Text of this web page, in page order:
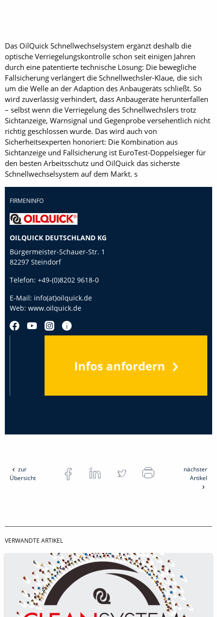
Das OilQuick Schnellwechselsystem ergänzt deshalb die
optische Verriegelungskontrolle schon seit einigen Jahren
durch eine patentierte technische Lösung: Die bewegliche
Fallsicherung verlängert die Schnellwechsler-Klaue, die sich
um die Welle an der Adaption des Anbaugeräts schließt. So
wird zuverlässig verhindert, dass Anbaugeräte herunterfallen
– selbst wenn die Verriegelung des Schnellwechslers trotz
Sichtanzeige, Warnsignal und Gegenprobe versehentlich nicht
richtig geschlossen wurde. Das wird auch von
Sicherheitsexperten honoriert: Die Kombination aus
Sichtanzeige und Fallsicherung ist EuroTest-Doppelsieger für
den besten Arbeitsschutz und OilQuick das sicherste
Schnellwechselsystem auf dem Markt. s
FIRMENINFO
OILQUICK DEUTSCHLAND KG
Bürgermeister-Schauer-Str. 1
82297 Steindorf
Telefon: +49-(0)8202 9618-0
E-Mail: info(at)oilquick.de
Web: www.oilquick.de
Infos anfordern
zur
Übersicht
nächster
Artikel
VERWANDTE ARTIKEL